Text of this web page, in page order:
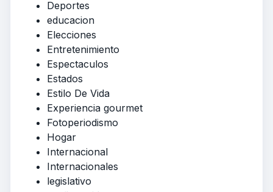
Deportes
educacion
Elecciones
Entretenimiento
Espectaculos
Estados
Estilo De Vida
Experiencia gourmet
Fotoperiodismo
Hogar
Internacional
Internacionales
legislativo